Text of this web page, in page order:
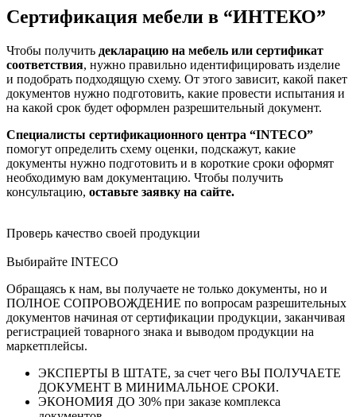
Сертификация мебели в “ИНТЕКО”
Чтобы получить декларацию на мебель или сертификат
соответствия, нужно правильно идентифицировать изделие
и подобрать подходящую схему. От этого зависит, какой пакет
документов нужно подготовить, какие провести испытания и
на какой срок будет оформлен разрешительный документ.
Специалисты сертификационного центра “INTECO”
помогут определить схему оценки, подскажут, какие
документы нужно подготовить и в короткие сроки оформят
необходимую вам документацию. Чтобы получить
консультацию, оставьте заявку на сайте.
Проверь качество своей продукции
Выбирайте INTECO
Обращаясь к нам, вы получаете не только документы, но и
ПОЛНОЕ СОПРОВОЖДЕНИЕ по вопросам разрешительных
документов начиная от сертификации продукции, заканчивая
регистрацией товарного знака и выводом продукции на
маркетплейсы.
ЭКСПЕРТЫ В ШТАТЕ, за счет чего ВЫ ПОЛУЧАЕТЕ
ДОКУМЕНТ В МИНИМАЛЬНОЕ СРОКИ.
ЭКОНОМИЯ ДО 30% при заказе комплекса